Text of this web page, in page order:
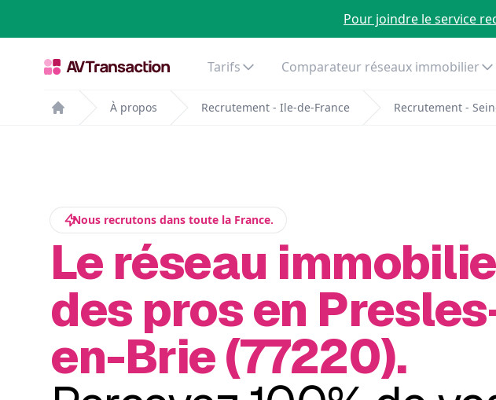
Pour joindre le service
Tarifs Comparateur réseaux immobilier
Home
À propos Recrutement - Ile-de-France Recrutement -
Nous recrutons dans toute la France.
Le réseau
des pros en
en-Brie (77220).